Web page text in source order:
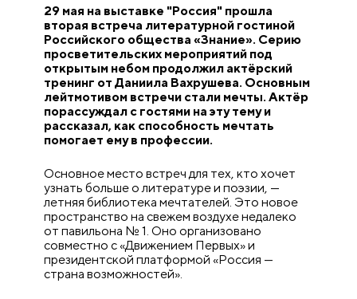
29 мая на выставке "Россия" прошла
вторая встреча литературной гостиной
Российского общества «Знание». Серию
просветительских мероприятий под
открытым небом продолжил актёрский
тренинг от Даниила Вахрушева. Основным
лейтмотивом встречи стали мечты. Актёр
порассуждал с гостями на эту тему и
рассказал, как способность мечтать
помогает ему в профессии.
Основное место встреч для тех, кто хочет
узнать больше о литературе и поэзии, —
летняя библиотека мечтателей. Это новое
пространство на свежем воздухе недалеко
от павильона № 1. Оно организовано
совместно с «Движением Первых» и
президентской платформой «Россия —
страна возможностей».